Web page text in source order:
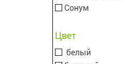
Сонум
Цвет
белый